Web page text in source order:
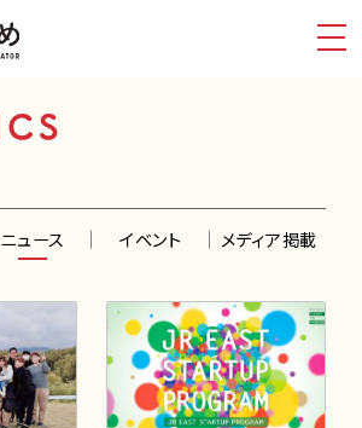
ニュース イベント メディア掲載